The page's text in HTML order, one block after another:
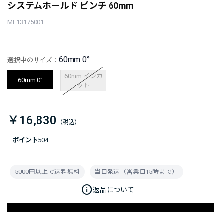
システムホールド ピンチ 60mm
ME13175001
ポイント504
選択中のサイズ： 60mm 0°
60mm 0°
60mm インカ
ット
￥16,830
5000円以上で送料無料 当日発送（営業日15時まで）
info返品について